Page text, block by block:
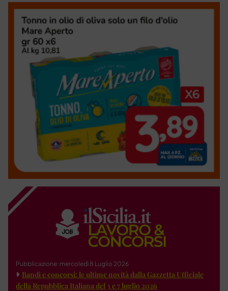
Pubblicazione: mercoledì 8 Luglio 2026
Bandi e concorsi: le ultime novità dalla Gazzetta Ufficiale
della Repubblica Italiana del 3 e 7 luglio 2026